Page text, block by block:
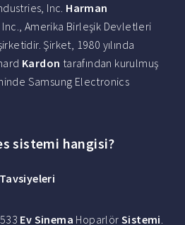
Inc. Harman
Amerika Birleşik Devletleri
Şirket, 1980 yılında
Kardon tarafından kurulmuş
Samsung Electronics
sistemi hangisi?
Tavsiyeleri
Ev Sinema HoparlörSistemi.